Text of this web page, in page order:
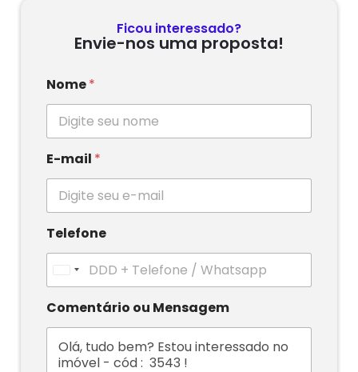
Ficou interessado?
Envie-nos uma proposta!
Nome*
E-mail *
Telefone
n
i
d
S
Comentário ou Mensagem